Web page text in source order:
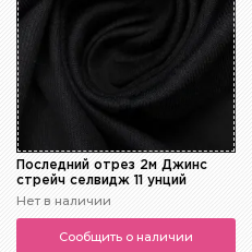
Последний отрез 2м Джинс
стрейч селвидж 11 унций
Нет в наличии
Сообщить о наличии